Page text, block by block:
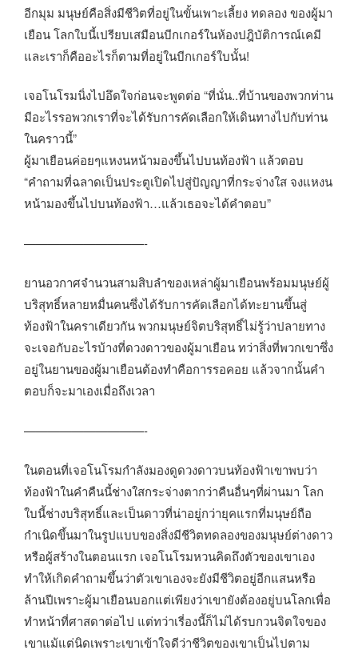
อีกมุม มนุษย์คือสิ่งมีชีวิตที่อยู่ในขั้นเพาะเลี้ยง ทดลอง ของผู้มา
เยือน โลกใบนี้เปรียบเสมือนบีกเกอร์ในห้องปฎิบัติการณ์เคมี
และเราก็คืออะไรก็ตามที่อยู่ในบีกเกอร์ใบนั้น!
เจอโนโรมนิ่งไปอึดใจก่อนจะพูดต่อ “ที่นั่น..ที่บ้านของพวกท่าน
มีอะไรรอพวกเราที่จะได้รับการคัดเลือกให้เดินทางไปกับท่าน
ในคราวนี้”
ผู้มาเยือนค่อยๆแหงนหน้ามองขึ้นไปบนท้องฟ้า แล้วตอบ
“คำถามที่ฉลาดเป็นประตูเปิดไปสู่ปัญญาที่กระจ่างใส จงแหงน
หน้ามองขึ้นไปบนท้องฟ้า…แล้วเธอจะได้คำตอบ”
——————————-
ยานอวกาศจำนวนสามสิบลำของเหล่าผู้มาเยือนพร้อมมนุษย์ผู้
บริสุทธิ์หลายหมื่นคนซึ่งได้รับการคัดเลือกได้ทะยานขึ้นสู่
ท้องฟ้าในคราเดียวกัน พวกมนุษย์จิตบริสุทธิ์ไม่รู้ว่าปลายทาง
จะเจอกับอะไรบ้างที่ดวงดาวของผู้มาเยือน ทว่าสิ่งที่พวกเขาซึ่ง
อยู่ในยานของผู้มาเยือนต้องทำคือการรอคอย แล้วจากนั้นคำ
ตอบก็จะมาเองเมื่อถึงเวลา
——————————-
ในตอนที่เจอโนโรมกำลังมองดูดวงดาวบนท้องฟ้าเขาพบว่า
ท้องฟ้าในคำคืนนี้ช่างใสกระจ่างตากว่าคืนอื่นๆที่ผ่านมา โลก
ใบนี้ช่างบริสุทธิ์และเป็นดาวที่น่าอยู่กว่ายุคแรกที่มนุษย์ถือ
กำเนิดขึ้นมาในรูปแบบของสิ่งมีชีวิตทดลองของมนุษย์ต่างดาว
หรือผู้สร้างในตอนแรก เจอโนโรมหวนคิดถึงตัวของเขาเอง
ทำให้เกิดคำถามขึ้นว่าตัวเขาเองจะยังมีชีวิตอยู่อีกแสนหรือ
ล้านปีเพราะผู้มาเยือนบอกแต่เพียงว่าเขายังต้องอยู่บนโลกเพื่อ
ทำหน้าที่ศาสดาต่อไป แต่ทว่าเรี่องนี้ก็ไม่ได้รบกวนจิตใจของ
เขาแม้แต่นิดเพราะเขาเข้าใจดีว่าชีวิตของเขาเป็นไปตาม